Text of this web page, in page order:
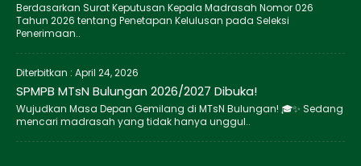
Berdasarkan Surat Keputusan Kepala Madrasah Nomor 026
Tahun 2026 tentang Penetapan Kelulusan pada Seleksi
Penerimaan..
Diterbitkan : April 24, 2026
SPMPB MTsN Bulungan 2026/2027 Dibuka!
Wujudkan Masa Depan Gemilang di MTsN Bulungan! 🎓✨ Sedang
mencari madrasah yang tidak hanya unggul..